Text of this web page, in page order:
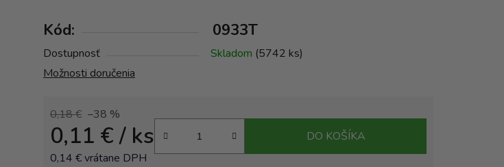
Kód: 0933T
Dostupnosť Skladom (5742 ks)
Možnosti doručenia
0,18 € –38 %
0,11 €/ ks
0,14 € vrátane DPH
DO KOŠÍKA